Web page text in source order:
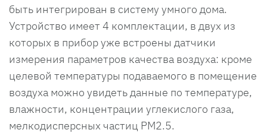
быть интегрирован в систему умного дома.
Устройство имеет 4 комплектации, в двух из
которых в прибор уже встроены датчики
измерения параметров качества воздуха: кроме
целевой температуры подаваемого в помещение
воздуха можно увидеть данные по температуре,
влажности, концентрации углекислого газа,
мелкодисперсных частиц PM2.5.